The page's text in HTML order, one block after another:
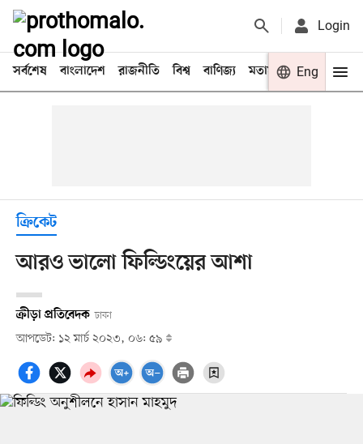
Login
সর্বশেষ বাংলাদেশ রাজনীতি বিশ্ব বাণিজ্য মতামত খেলা
Eng
ক্রিকেট
আরও ভালো ফিল্ডিংয়ের আশা
ক্রীড়া প্রতিবেদক ঢাকা
আপডেট: ১২ মার্চ ২০২৩, ০৬: ৫৯